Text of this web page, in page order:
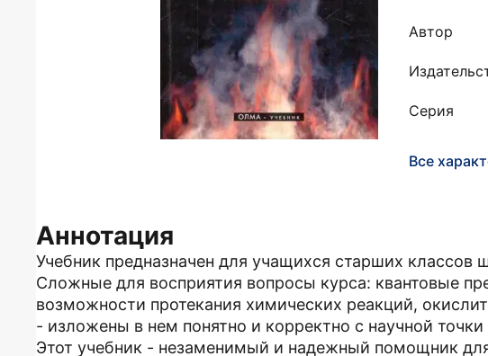
Автор
Серия
Все
Аннотация
Учебник предназначен для учащихся старших классов
Сложные для восприятия вопросы курса: квантовые
возможности протекания химических реакций,
- изложены в нем понятно и корректно с научной
Этот учебник - незаменимый и надежный помощник